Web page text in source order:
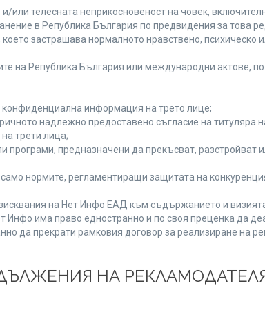
телесната неприкосновеност на човек,
в Република България по предвидения за това
застрашава нормалното нравствено,
на Република България или международни актове,
конфиденциална информация на трето лице;
надлежно предоставено съгласие на титуляра
трети лица;
предназначени да прекъсват, разстройват
нормите, регламентиращи защитата на
на Нет Инфо ЕАД към съдържанието и
Инфо има право едностранно и по своя преценка да
да прекрати рамковия договор за реализиране на
НА